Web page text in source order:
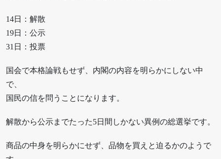
14日：解散
19日：公示
31日：投票
国会で本格論戦もせず、内閣の内容を明らかにしない中
で、
国民の信を問うことになります。
解散から公示までたった5日間しかない異例の総選挙です。
商品の中身を明らかにせず、品物を買えと迫るかのようで